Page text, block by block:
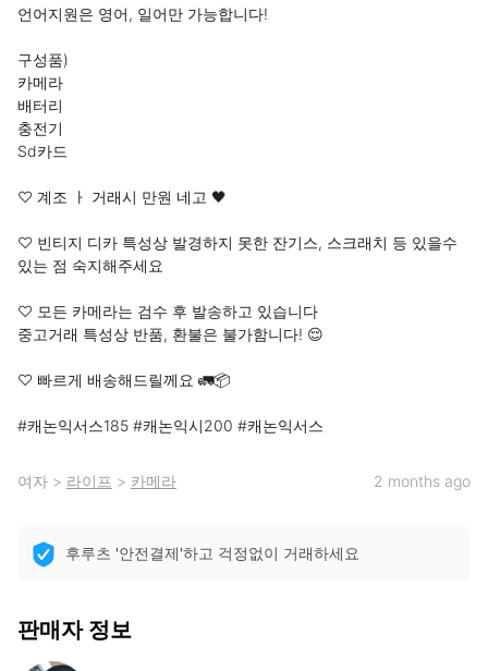
언어지원은 영어, 일어만 가능합니다!
구성품)
카메라
배터리
충전기
Sd카드
♡ 계조 ㅏ 거래시 만원 네고 🖤
♡ 빈티지 디카 특성상 발경하지 못한 잔기스, 스크래치 등 있을수
있는 점 숙지해주세요
♡ 모든 카메라는 검수 후 발송하고 있습니다
중고거래 특성상 반품, 환불은 불가함니다! 😌
♡ 빠르게 배송해드릴께요 🚛📦
#캐논익서스185 #캐논익시200 #캐논익서스
여자 > 라이프 > 카메라 2 months ago
후루츠 '안전결제'하고 걱정없이 거래하세요
판매자 정보